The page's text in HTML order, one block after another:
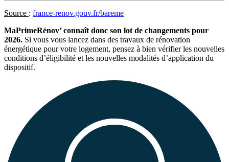
Source : france-renov.gouv.fr/bareme
MaPrimeRénov’ connaît donc son lot de changements pour
2026. Si vous vous lancez dans des travaux de rénovation
énergétique pour votre logement, pensez à bien vérifier les nouvelles
conditions d’éligibilité et les nouvelles modalités d’application du
dispositif.